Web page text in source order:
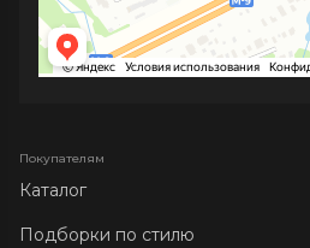
Покупателям
Каталог
Подборки по стилю